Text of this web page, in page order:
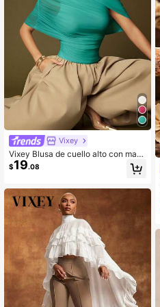
Vixey
Vixey Blusa de cuello alto con man
gas asimétricas drapeadas de malla
burdeos
$19.08